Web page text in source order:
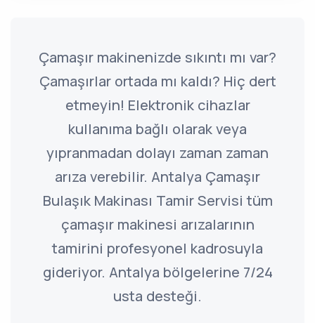
Çamaşır makinenizde sıkıntı mı var?
Çamaşırlar ortada mı kaldı? Hiç dert
etmeyin! Elektronik cihazlar
kullanıma bağlı olarak veya
yıpranmadan dolayı zaman zaman
arıza verebilir. Antalya Çamaşır
Bulaşık Makinası Tamir Servisi tüm
çamaşır makinesi arızalarının
tamirini profesyonel kadrosuyla
gideriyor. Antalya bölgelerine 7/24
usta desteği.